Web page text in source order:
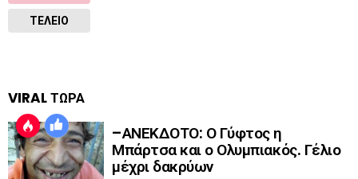
ΤΕΛΕΙΟ
VIRAL ΤΩΡΑ
–ΑΝΕΚΔΟΤΟ: Ο Γύφτος η
Μπάρτσα και ο Ολυμπιακός. Γέλιο
μέχρι δακρύων